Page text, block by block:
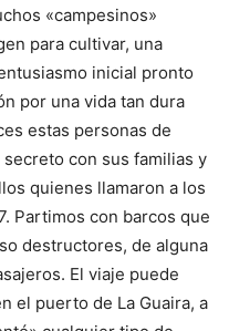
«campesinos»
para cultivar, una
inicial pronto
por una vida tan dura
estas personas de
con sus familias y
quienes llamaron a los
Partimos con barcos que
destructores, de alguna
El viaje puede
el puerto de La Guaira, a